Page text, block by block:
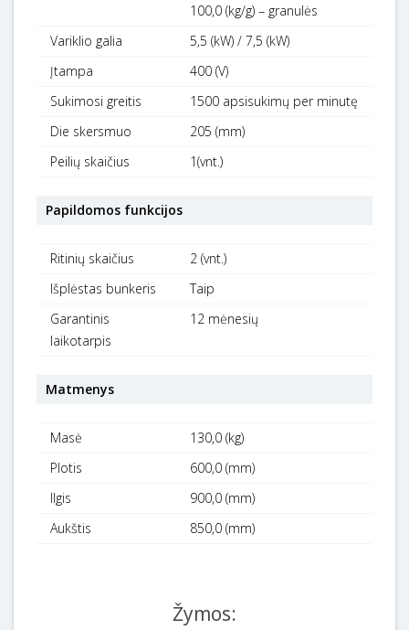
100,0 (kg/g) – granulės
Variklio galia
5,5 (kW) / 7,5 (kW)
Įtampa
400 (V)
Sukimosi greitis
1500 apsisukimų per minutę
Die skersmuo
205 (mm)
Peilių skaičius
1(vnt.)
Papildomos funkcijos
Ritinių skaičius
2 (vnt.)
Išplėstas bunkeris
Taip
Garantinis
laikotarpis
12 mėnesių
Matmenys
Masė
130,0 (kg)
Plotis
600,0 (mm)
Ilgis
900,0 (mm)
Aukštis
850,0 (mm)
Žymos: